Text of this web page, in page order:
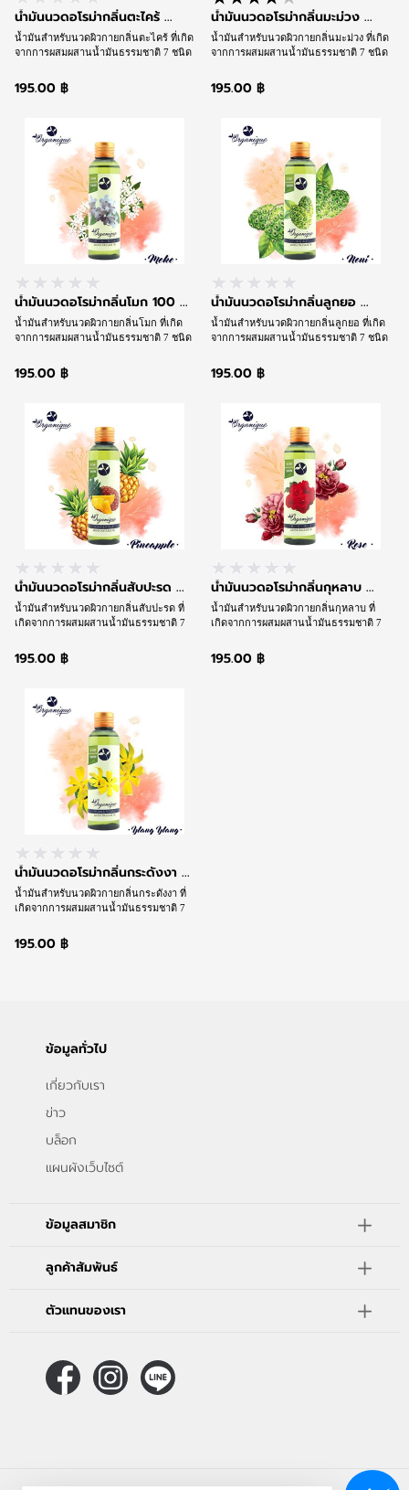
น้ำมันนวดอโรม่ากลิ่นตะไคร้ ...
น้ำมันสำหรับนวดผิวกายกลิ่นตะไคร้ ที่เกิด
จากการผสมผสานน้ำมันธรรมชาติ 7 ชนิด
น้ำมันสูตรเฉพาะชนิดพิเศษที่ช่วยให้การ
นวดลื่นไหล นุ่มนวล แต่ซึมซาบเร็วพร้อม
สุคนธบำบัดในเวลาเดียวกัน
195.00 ฿
น้ำมันนวดอโรม่ากลิ่นมะม่วง ...
น้ำมันสำหรับนวดผิวกายกลิ่นมะม่วง ที่เกิด
จากการผสมผสานน้ำมันธรรมชาติ 7 ชนิด
น้ำมันสูตรเฉพาะชนิดพิเศษที่ช่วยให้การ
นวดลื่นไหล นุ่มนวล แต่ซึมซาบเร็วพร้อม
สุคนธบำบัดในเวลาเดียวกัน
195.00 ฿
น้ำมันนวดอโรม่ากลิ่นโมก 100 ...
น้ำมันสำหรับนวดผิวกายกลิ่นโมก ที่เกิด
จากการผสมผสานน้ำมันธรรมชาติ 7 ชนิด
น้ำมันสูตรเฉพาะชนิดพิเศษที่ช่วยให้การ
นวดลื่นไหล นุ่มนวล แต่ซึมซาบเร็วพร้อม
สุคนธบำบัดในเวลาเดียวกัน
195.00 ฿
น้ำมันนวดอโรม่ากลิ่นลูกยอ ...
น้ำมันสำหรับนวดผิวกายกลิ่นลูกยอ ที่เกิด
จากการผสมผสานน้ำมันธรรมชาติ 7 ชนิด
น้ำมันสูตรเฉพาะชนิดพิเศษที่ช่วยให้การ
นวดลื่นไหล นุ่มนวล แต่ซึมซาบเร็วพร้อม
สุคนธบำบัดในเวลาเดียวกัน
195.00 ฿
น้ำมันนวดอโรม่ากลิ่นสับปะรด ...
น้ำมันสำหรับนวดผิวกายกลิ่นสับปะรด ที่
เกิดจากการผสมผสานน้ำมันธรรมชาติ 7
เนื้อน้ำมันสูตรเฉพาะชนิดพิเศษที่ช่วย
ให้การนวดลื่นไหล นุ่มนวล แต่ซึมซาบเร็ว
ตามวิถีสุคนธบำบัดในเวลาเดียวกัน
195.00 ฿
น้ำมันนวดอโรม่ากลิ่นกุหลาบ ...
น้ำมันสำหรับนวดผิวกายกลิ่นกุหลาบ ที่
เกิดจากการผสมผสานน้ำมันธรรมชาติ 7
เนื้อน้ำมันสูตรเฉพาะชนิดพิเศษที่ช่วย
ให้การนวดลื่นไหล นุ่มนวล แต่ซึมซาบเร็ว
195.00 ฿
น้ำมันนวดอโรม่ากลิ่นกระดังงา ...
น้ำมันสำหรับนวดผิวกายกลิ่นกระดังงา ที่
เกิดจากการผสมผสานน้ำมันธรรมชาติ 7
เนื้อน้ำมันสูตรเฉพาะชนิดพิเศษที่ช่วย
ให้การนวดลื่นไหล นุ่มนวล แต่ซึมซาบเร็ว
195.00 ฿
ข้อมูลทั่วไป
เกี่ยวกับเรา
ข่าว
บล็อก
แผนผังเว็บไซต์
ข้อมูลสมาชิก
ลูกค้าสัมพันธ์
ตัวแทนของเรา